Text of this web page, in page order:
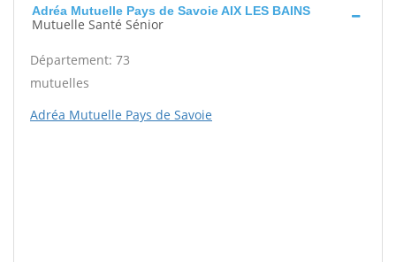
Adréa Mutuelle Pays de Savoie AIX LES BAINS
Mutuelle Santé Sénior
Département: 73
mutuelles
Adréa Mutuelle Pays de Savoie